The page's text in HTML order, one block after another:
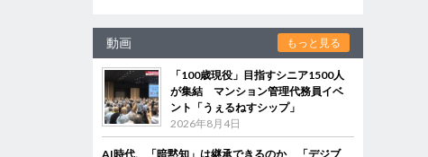
動画 もっと見る
「100歳現役」目指すシニア1500人
が集結 マンション管理代務員イベ
ント「うぇるねすシップ」
2026年8月4日
AI時代、「暗黙知」は継承できるのか 「デジブ